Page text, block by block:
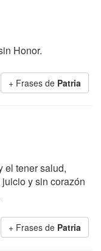
Honor.
+ Frases de Patria
el tener salud,
y sin corazón
+ Frases de Patria